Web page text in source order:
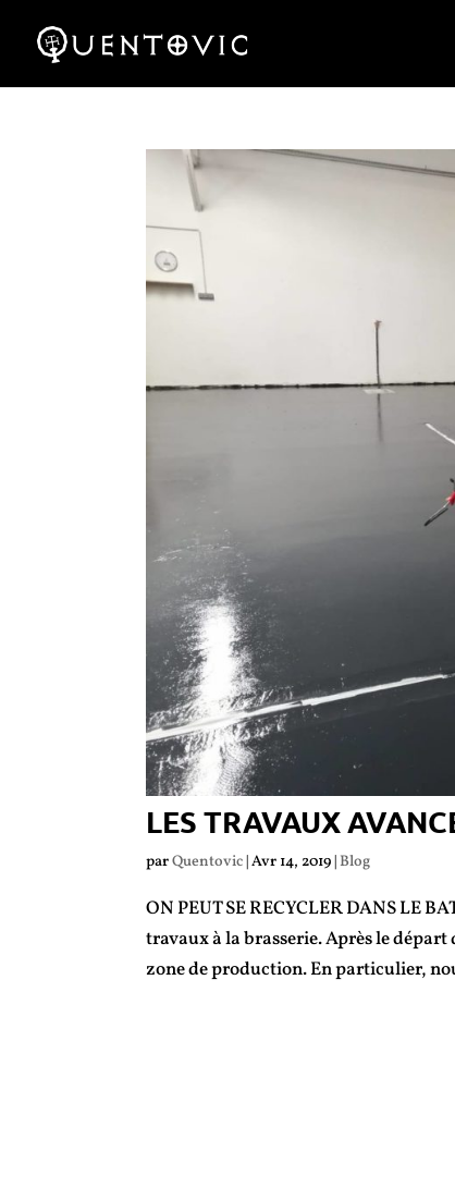
LES TRAVAUX
parQuentovic|Avr 14, 2019|Blog
ON PEUT SE RECYCLER DANS LE
travaux à la brasserie. Après le
zone de production. En particulier,